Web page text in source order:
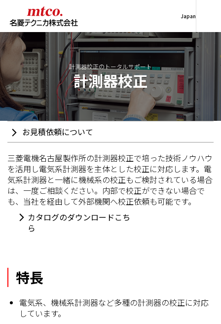
Japan
計測器校正のトータルサポート
計測器校正
お見積依頼について
三菱電機名古屋製作所の計測器校正で培った技術ノウハウ
を活用し電気系計測器を主体とした校正に対応します。電
気系計測器と一緒に機械系の校正もご検討されている場合
は、一度ご相談ください。内部で校正ができない場合で
も、当社を経由して外部機関へ校正依頼も可能です。
カタログのダウンロードこち
ら
特長
電気系、機械系計測器など多種の計測器の校正に対応
しています。